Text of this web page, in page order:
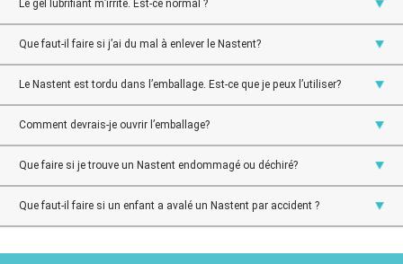
Le gel lubrifiant m’irrite. Est-ce normal ?
Que faut-il faire si j’ai du mal à enlever le Nastent?
Le Nastent est tordu dans l’emballage. Est-ce que je peux l’utiliser?
Comment devrais-je ouvrir l’emballage?
Que faire si je trouve un Nastent endommagé ou déchiré?
Que faut-il faire si un enfant a avalé un Nastent par accident ?